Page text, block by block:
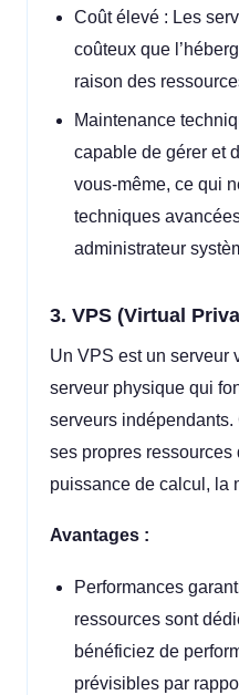
Coût élevé : Les
coûteux que
raison des
Maintenance
capable de gérer et
vous-même, ce qui
techniques
administrateur
3. VPS (Virtual
Un VPS est un serveur
serveur physique qui
serveurs
ses propres ressources
puissance de calcul, la
Avantages :
Performances
ressources sont
bénéficiez de
prévisibles par